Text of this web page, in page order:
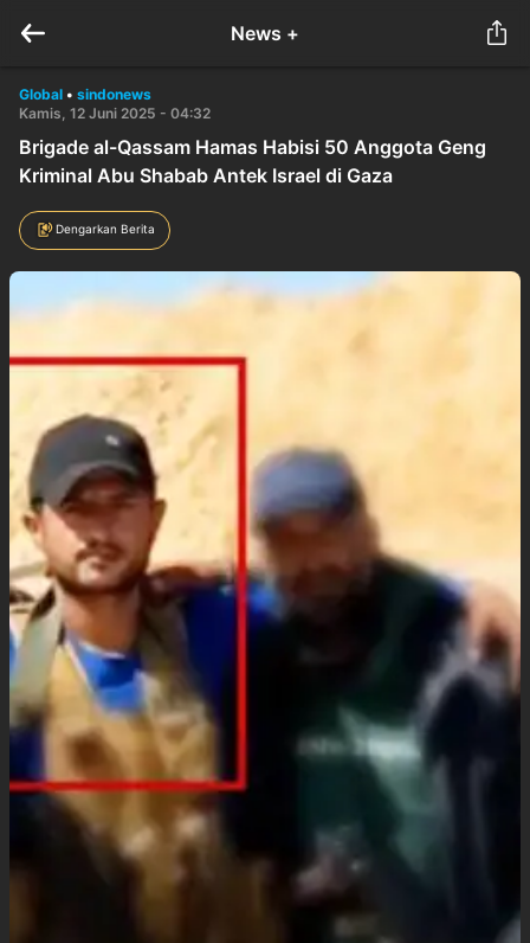
News +
Global • sindonews
Kamis, 12 Juni 2025 - 04:32
Brigade al-Qassam Hamas Habisi 50 Anggota Geng
Kriminal Abu Shabab Antek Israel di Gaza
Dengarkan Berita